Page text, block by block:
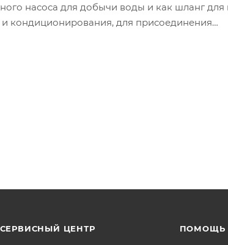
насоса для добычи воды и как шланг для
кондиционирования, для присоединения
СЕРВИСНЫЙ ЦЕНТР
ПОМОЩЬ